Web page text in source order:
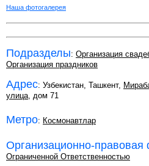
Наша фотогалерея
Подразделы: Организация
Организация праздников
Адрес: Узбекистан, Ташкент,
улица, дом 71
Метро: Космонавтлар
Организационно-
Ограниченной Ответственностью